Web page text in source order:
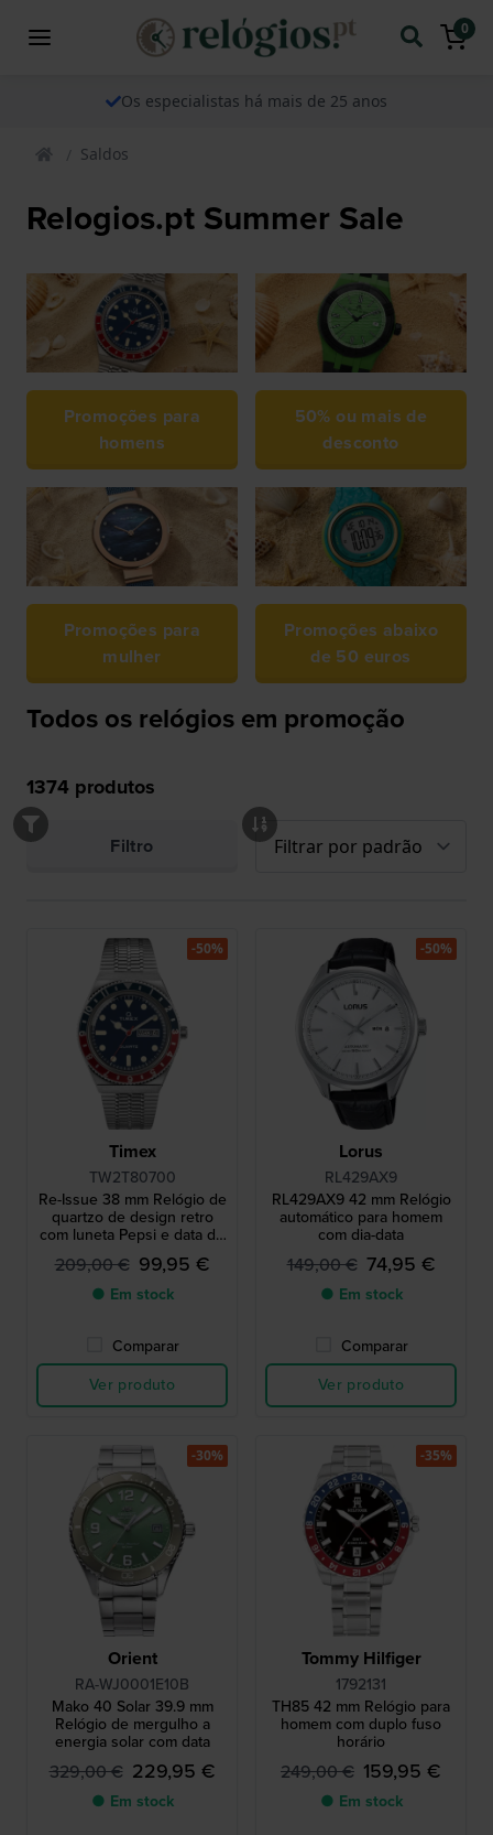
0
Os especialistas há mais de 25 anos
Saldos
Relogios.pt Summer Sale
Promoções para
homens
50% ou mais de
desconto
Promoções para
mulher
Promoções abaixo
de 50 euros
Todos os relógios em promoção
1374 produtos
Filtro
Timex
TW2T80700
Re-Issue 38 mm Relógio de
quartzo de design retro
com luneta Pepsi e data do
209,00 € 99,95 €
● Em stock
Comparar
Ver produto
-50%
Lorus
RL429AX9
RL429AX9 42 mm Relógio
automático para homem
com dia-data
149,00 € 74,95 €
● Em stock
Comparar
Ver produto
-50%
Orient
RA-WJ0001E10B
Mako 40 Solar 39.9 mm
Relógio de mergulho a
energia solar com data
329,00 € 229,95 €
● Em stock
-30%
Tommy Hilfiger
1792131
TH85 42 mm Relógio para
homem com duplo fuso
horário
249,00 € 159,95 €
● Em stock
-35%